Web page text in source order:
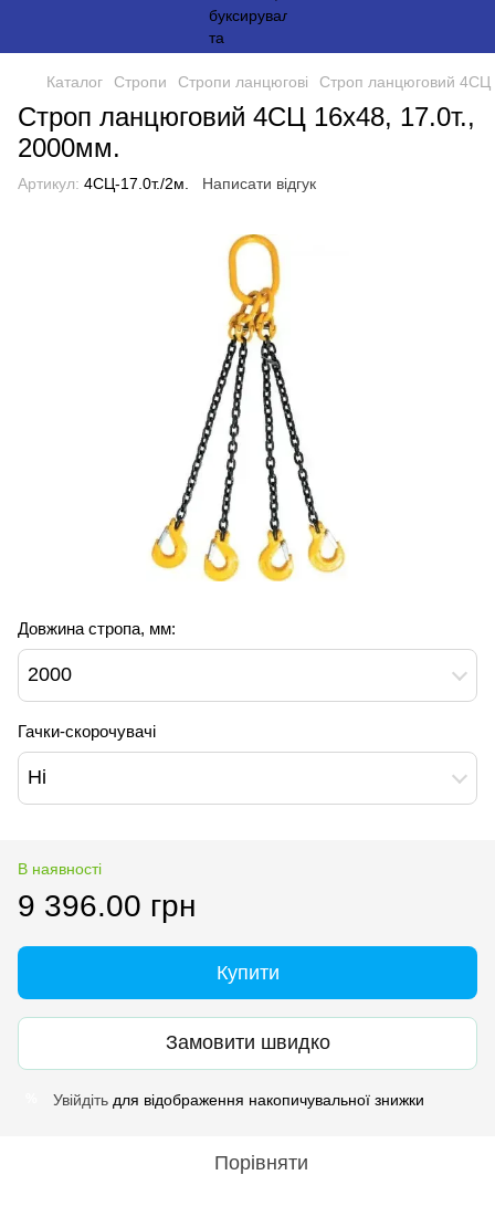
Каталог Стропи Стропи ланцюгові Строп ланцюговий 4СЦ
Строп ланцюговий 4СЦ 16х48, 17.0т.,
2000мм.
Артикул: 4СЦ-17.0т./2м. Написати відгук
Довжина стропа, мм:
2000
Гачки-скорочувачі
Ні
В наявності
9 396.00 грн
Купити
Замовити швидко
Увійдіть для відображення накопичувальної знижки
Порівняти